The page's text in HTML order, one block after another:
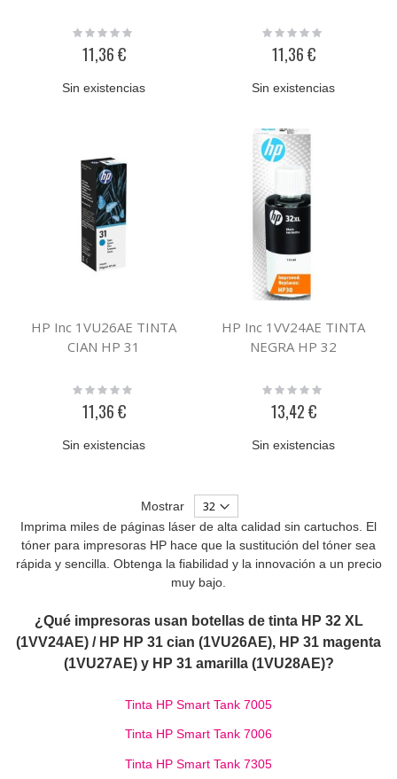
Rating:
11,36 €
Sin existencias
Rating:
11,36 €
Sin existencias
HP Inc 1VU26AE TINTA
CIAN HP 31
Rating:
11,36 €
Sin existencias
HP Inc 1VV24AE TINTA
NEGRA HP 32
Rating:
13,42 €
Sin existencias
Mostrar
Imprima miles de páginas láser de alta calidad sin cartuchos. El
tóner para impresoras HP hace que la sustitución del tóner sea
rápida y sencilla. Obtenga la fiabilidad y la innovación a un precio
muy bajo.
¿Qué impresoras usan botellas de tinta HP 32 XL
(1VV24AE) / HP HP 31 cian (1VU26AE), HP 31 magenta
(1VU27AE) y HP 31 amarilla (1VU28AE)?
Tinta HP Smart Tank 7005
Tinta HP Smart Tank 7006
Tinta HP Smart Tank 7305